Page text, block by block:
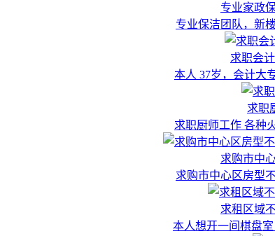
专业家政
专业保洁团队，新
求职会
本人 37岁，会计大
求职
求职厨师工作 各种
求购市中
求购市中心区房型
求租区域
本人想开一间棋盘